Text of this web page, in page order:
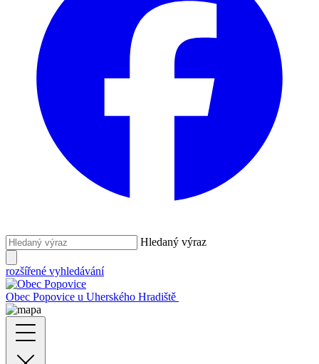
Hledaný výraz
rozšířené vyhledávání
Obec Popovice u Uherského Hradiště